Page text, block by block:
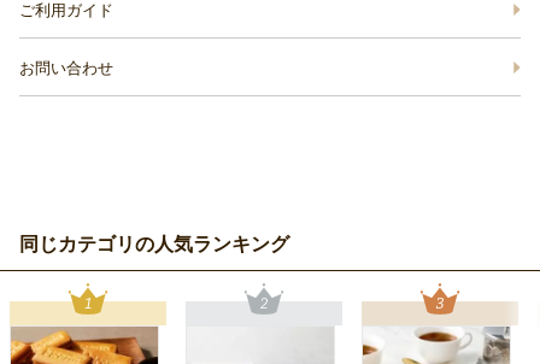
ご利用ガイド
お問い合わせ
同じカテゴリの人気ランキング